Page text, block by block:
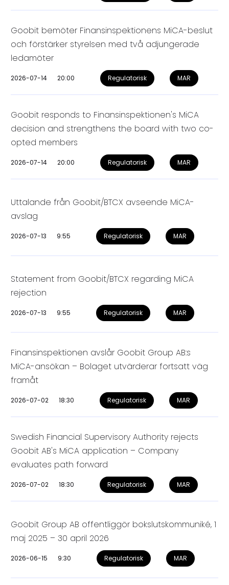
Goobit bemöter Finansinspektionens MiCA-beslut
och förstärker styrelsen med två adjungerade
ledamöter
2026-07-14 20:00 Regulatorisk MAR
Goobit responds to Finansinspektionen's MiCA
decision and strengthens the board with two co-
opted members
2026-07-14 20:00 Regulatorisk MAR
Uttalande från Goobit/BTCX avseende MiCA-
avslag
2026-07-13 9:55 Regulatorisk MAR
Statement from Goobit/BTCX regarding MiCA
rejection
2026-07-13 9:55 Regulatorisk MAR
Finansinspektionen avslår Goobit Group AB:s
MiCA-ansökan – Bolaget utvärderar fortsatt väg
framåt
2026-07-02 18:30 Regulatorisk MAR
Swedish Financial Supervisory Authority rejects
Goobit AB's MiCA application – Company
evaluates path forward
2026-07-02 18:30 Regulatorisk MAR
Goobit Group AB offentliggör bokslutskommuniké, 1
maj 2025 – 30 april 2026
2026-06-15 9:30 Regulatorisk MAR